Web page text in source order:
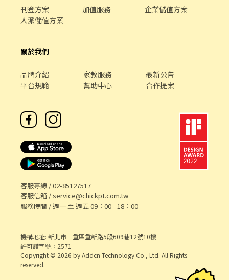
日會有變動，主要缺額以面試當天為準😊
▁▁▁▁▁▁▁▁▁▁▁▁▁▁▁▁▁▁▁ 🚨預約面試♡快速安排
𝐋𝐈𝐍𝐄並留言，訊息必回覆◂ ⭕️免費諮詢⭕️安心上工┃❌求職免收費
刊登方案 加值服務
企業儲值方案
人派儲值方案
關於我們
品牌介紹 家教服務
最新公告
平台規範
幫助中心 合作提案
客服專線 /02-85127517
客服信箱 /service@chickpt.com.tw
服務時間 / 週一 至 週五 09：00 - 18：00
機構地址: 新北市三重區重新路5段609巷12號10樓
許可證字號：2571
Copyright © 2026 by Addcn Technology Co., Ltd. All Rights
reserved.